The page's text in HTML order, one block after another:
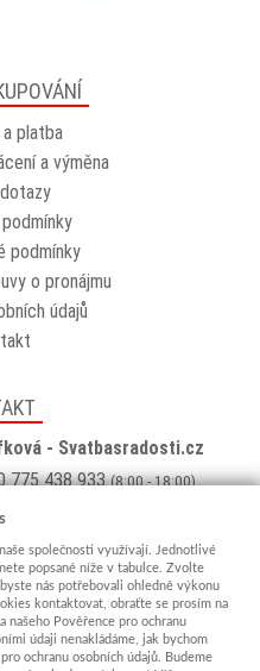
a platba
a výměna
podmínky
o pronájmu
údajů
- Svatbasradosti.cz
775 438 933(8:00 - 18:00)
Showroom
627, Kyjov 69701
po domluvě (více info)
společnosti využívají. Jednotlivé
popsané níže v tabulce. Zvolte
nás potřebovali ohledně výkonu
kontaktovat, obraťte se prosím na
našeho Pověřence pro ochranu
údaji nenakládáme, jak bychom
ochranu osobních údajů. Budeme